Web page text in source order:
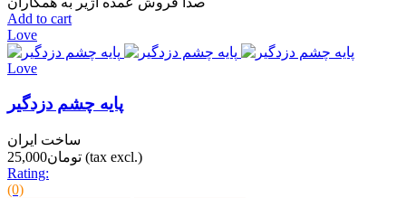
Add to cart
Love
Love
پایه چشم دزدگیر
ساخت ایران
تومان25,000 (tax excl.)
Rating:
(0)